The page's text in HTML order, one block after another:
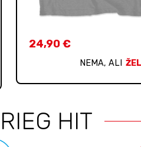
24,90€
NEMA, ALI
HIT